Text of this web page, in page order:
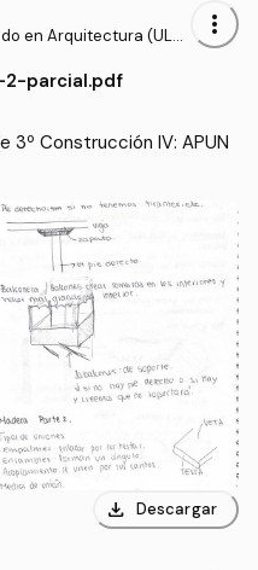
en Arquitectura (ULP
more_vert
2-parcial.pdf
3º Construcción IV: APUN
download Descargar